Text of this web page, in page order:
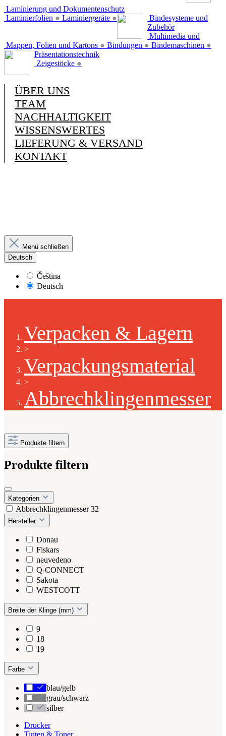
Laminierung und Dokumentenschutz
Laminierfolien ● Laminiergeräte ●
Bindesysteme und
Zubehör
Mappen, Folien und Kartons ● Bindungen ● Bindemaschinen ●
Multimedia und
Präsentationstechnik
Zeigestöcke ●
ÜBER UNS
TEAM
NACHHALTIGKEIT
WISSENSWERTES
LIEFERUNG & VERSAND
KONTAKT
Menü schließen
Deutsch
Čeština
Deutsch
Verpacken & Lagern
>
Verpackungsmaterial
>
Abbrechklingenmesser
Produkte filtern
Produkte filtern
Kategorien
Abbrechklingenmesser32
Hersteller
Donau
Fiskars
neuvedeno
Q-CONNECT
Sakota
WESTCOTT
Breite der Klinge (mm)
9
18
19
Farbe
blau/gelb
grau/schwarz
silber
Drucker
Tinten & Toner